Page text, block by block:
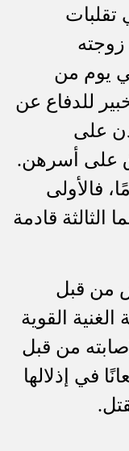
يوم من
للدفاع عن
على
على أسرهن.
فالأولى
الثالثة قادمة
من قبل
القوية
من قبل
في إذلالها
.